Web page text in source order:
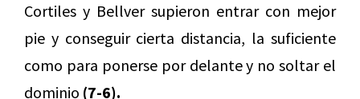
Cortiles y Bellver supieron entrar con mejor
pie y conseguir cierta distancia, la suficiente
como para ponerse por delante y no soltar el
dominio (7-6).